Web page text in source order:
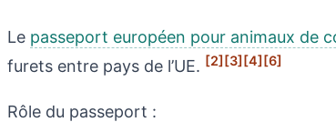
Le passeport européen pour animaux de
furets entre pays de l’UE. [2][3][4][6]
Rôle du passeport :